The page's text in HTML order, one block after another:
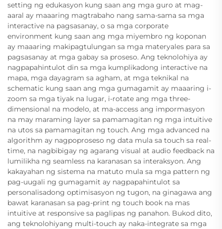
setting ng edukasyon kung saan ang mga guro at mag-
aaral ay maaaring magtrabaho nang sama-sama sa mga
interactive na pagsasanay, o sa mga corporate
environment kung saan ang mga miyembro ng koponan
ay maaaring makipagtulungan sa mga materyales para sa
pagsasanay at mga gabay sa proseso. Ang teknolohiya ay
nagpapahintulot din sa mga kumplikadong interactive na
mapa, mga dayagram sa agham, at mga teknikal na
schematic kung saan ang mga gumagamit ay maaaring i-
zoom sa mga tiyak na lugar, i-rotate ang mga three-
dimensional na modelo, at ma-access ang impormasyon
na may maraming layer sa pamamagitan ng mga intuitive
na utos sa pamamagitan ng touch. Ang mga advanced na
algorithm ay nagpoproseso ng data mula sa touch sa real-
time, na nagbibigay ng agarang visual at audio feedback na
lumilikha ng seamless na karanasan sa interaksyon. Ang
kakayahan ng sistema na matuto mula sa mga pattern ng
pag-uugali ng gumagamit ay nagpapahintulot sa
personalisadong optimisasyon ng tugon, na ginagawa ang
bawat karanasan sa pag-print ng touch book na mas
intuitive at responsive sa paglipas ng panahon. Bukod dito,
ang teknolohiyang multi-touch ay naka-integrate sa mga